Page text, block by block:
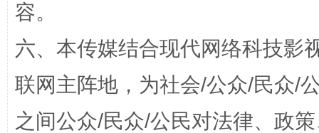
完善运行机制助力责任有效落实 一纸欠
容。
六、本传媒结合现代网络科技影
联网主阵地，为社会/公众/民众/
之间公众/民众/公民对法律、政